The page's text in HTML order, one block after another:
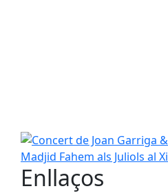
Concert de Joan Garriga &
Enllaços